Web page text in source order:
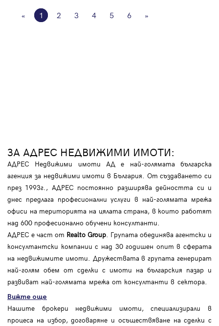
« 1 2 3 4 5 6 »
ЗА АДРЕС НЕДВИЖИМИ ИМОТИ:
АДРЕС Недвижими имоти АД е най-голямата българска
агенция за недвижими имоти в България. От създаването си
през 1993г., АДРЕС постоянно разширява дейността си и
днес предлага професионални услуги в най-голямата мрежа
офиси на територията на цялата страна, в които работят
над 600 професионално обучени консултанти.
АДРЕС е част от Realto Group. Групата обединява агентски и
консултантски компании с над 30 годишен опит в сферата
на недвижимите имоти. Дружествата в групата генерират
най-голям обем от сделки с имоти на българския пазар и
развиват най-голямата мрежа от консултанти в сектора.
Вижте още
Нашите брокери недвижими имоти, специализирали в
процеса на избор, договаряне и осъществяване на сделки с